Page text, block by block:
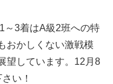
～3着はA級2班への特
おかしくない激戦模
望しています。12月8
い！